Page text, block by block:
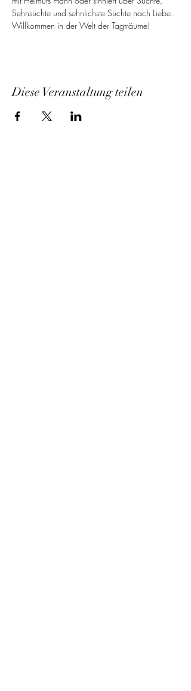
Sehnsüchte und sehnlichste Süchte nach Liebe.
Willkommen in der Welt der Tagträume!
Diese Veranstaltung teilen